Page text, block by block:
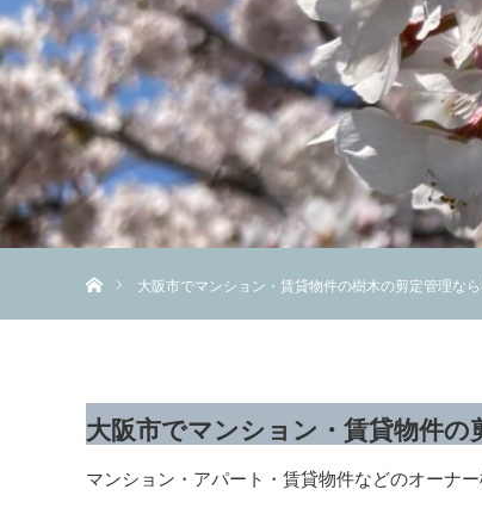
大阪市でマンション・賃貸物件の樹木の剪定管理な
大阪市でマンション・賃貸物件
マンション・アパート・賃貸物件などのオーナ